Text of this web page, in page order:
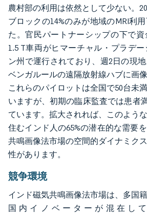
農村部の利用は依然として少ない。
ブロックの14%のみが地域のMRI利
た。官民パートナーシップの下で
1.5 T車両がヒマーチャル・プラデ
ン州で運行されており、週2日の現地
ベンガルールの遠隔放射線ハブに画
これらのパイロットは全国で50台未
いますが、初期の臨床監査では患者
ています。拡大されれば、このよう
住むインド人の65%の潜在的な需要
共鳴画像法市場の空間的ダイナミク
性があります。
競争環境
インド磁気共鳴画像法市場は、多国
国内イノベーターが混在して